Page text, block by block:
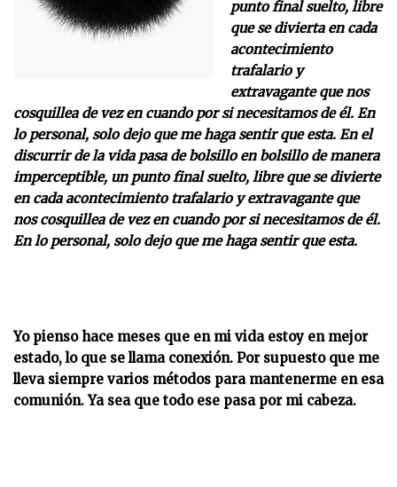
punto final suelto, libre
que se divierta en cada
acontecimiento
trafalario y
extravagante que nos
cosquillea de vez en cuando por si necesitamos de él. En
lo personal, solo dejo que me haga sentir que esta. En el
discurrir de la vida pasa de bolsillo en bolsillo de manera
imperceptible, un punto final suelto, libre que se divierte
en cada acontecimiento trafalario y extravagante que
nos cosquillea de vez en cuando por si necesitamos de él.
En lo personal, solo dejo que me haga sentir que esta.
Yo pienso hace meses que en mi vida estoy en mejor
estado, lo que se llama conexión. Por supuesto que me
lleva siempre varios métodos para mantenerme en esa
comunión. Ya sea que todo ese pasa por mi cabeza.